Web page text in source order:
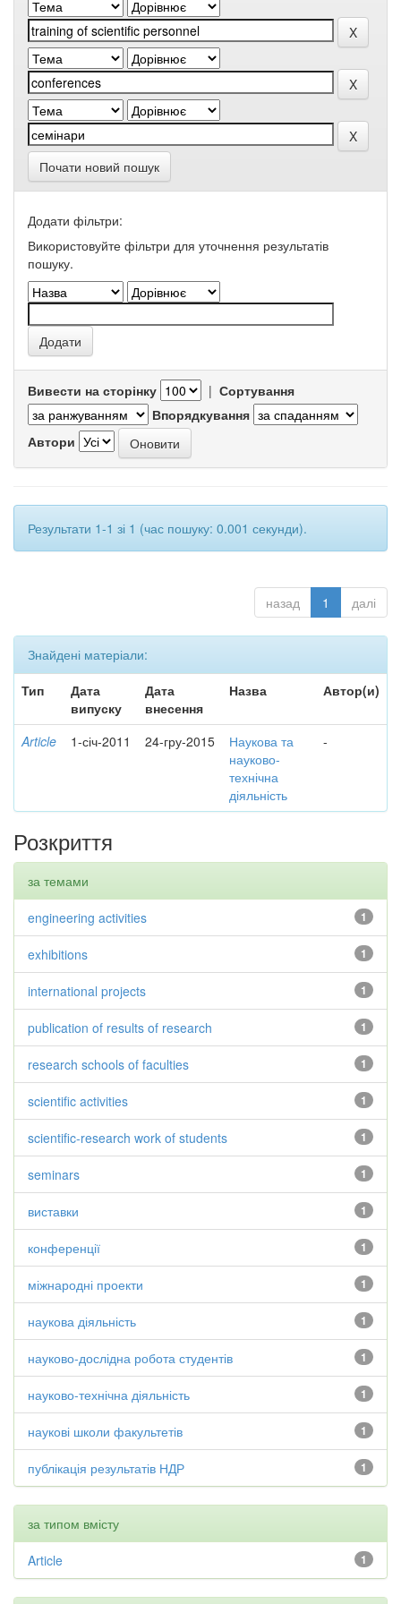
Почати новий пошук
Додати фільтри:
Використовуйте фільтри для уточнення результатів
пошуку.
Вивести на сторінку | Сортування
Впорядкування
Автори
Результати 1-1 зі 1 (час пошуку: 0.001 секунди).
назад 1 далі
Знайдені матеріали:
Тип
Дата
випуску
Дата
внесення
Назва Автор(и)
Article 1-січ-2011 24-гру-2015
Наукова та
науково-
технічна
діяльність
-
Розкриття
за темами
1
engineering activities
1
exhibitions
1
international projects
1
publication of results of research
1
research schools of faculties
1
scientific activities
1
scientific-research work of students
1
seminars
1
виставки
1
конференції
1
міжнародні проекти
1
наукова діяльність
1
науково-дослідна робота студентів
1
науково-технічна діяльність
1
наукові школи факультетів
1
публікація результатів НДР
за типом вмісту
1
Article